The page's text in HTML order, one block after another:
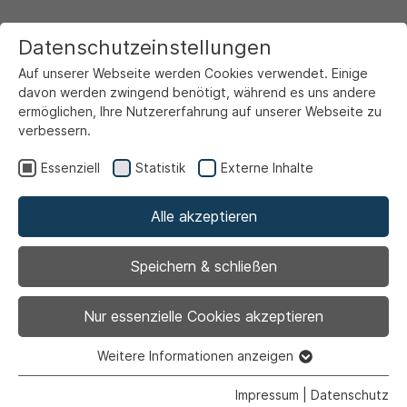
Ausschuss für
Ordnung, öffentliche
Einrichtungen,
Datenschutzeinstellungen
Auf unserer Webseite werden Cookies verwendet. Einige
davon werden zwingend benötigt, während es uns andere
ermöglichen, Ihre Nutzererfahrung auf unserer Webseite zu
verbessern.
Essenziell Statistik Externe Inhalte
Alle akzeptieren
Speichern & schließen
Nur essenzielle Cookies akzeptieren
Essenzielle Cookies werden für grundlegende Funktionen
Weitere Informationen anzeigen
Impressum Datenschutz